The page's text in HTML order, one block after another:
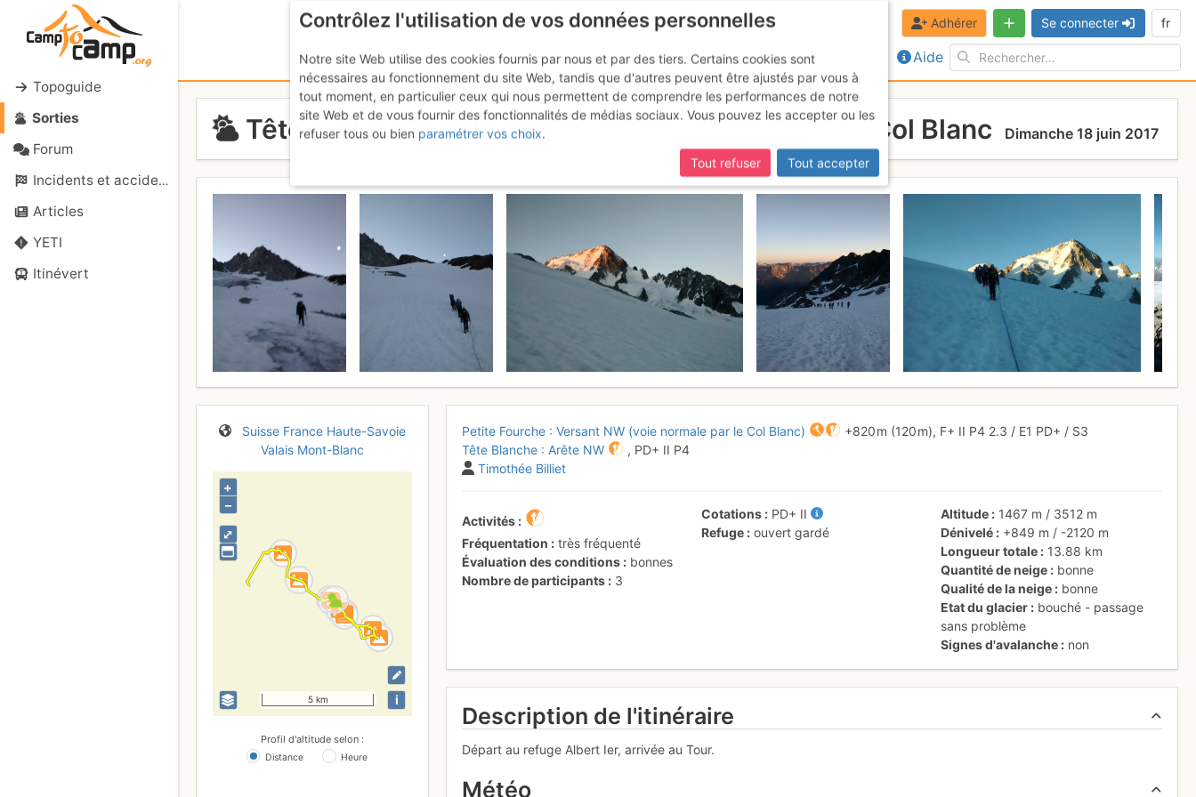
Topoguide
Sorties
Forum
Incidents et accidents
Articles
YETI
Itinévert
Aide
Adhérer Se connecter fr
Tête Blanche : Arête NW > Petite Fourche : Par le Col Blanc Dimanche 18 juin 2017
Suisse France Haute-Savoie
Valais Mont-Blanc
+
–
5 km i
⤢
Profil d'altitude selon :
Distance Heure
Petite Fourche : Versant NW (voie normale par le Col Blanc) +820 m (120 m), F+ II P4 2.3 / E1 PD+ / S3
Tête Blanche : Arête NW
, PD+ II P4
Timothée Billiet
Activités
Fréquentation
très fréquenté
Évaluation des conditions
bonnes
Nombre de participants
3
Cotations PD+ II
Refuge
ouvert gardé
Altitude 1467 m / 3512 m
Dénivelé
+849 m / -2120 m
Longueur totale
13.88 km
Quantité de neige
bonne
Qualité de la neige
bonne
Etat du glacier
bouché - passage
sans problème
Signes d'avalanche
non
Description de l'itinéraire
Départ au refuge Albert Ier, arrivée au Tour.
Météo
Contrôlez l'utilisation de vos données personnelles
Notre site Web utilise des cookies fournis par nous et par des tiers. Certains cookies sont
nécessaires au fonctionnement du site Web, tandis que d'autres peuvent être ajustés par vous à
tout moment, en particulier ceux qui nous permettent de comprendre les performances de notre
site Web et de vous fournir des fonctionnalités de médias sociaux. Vous pouvez les accepter ou les
refuser tous ou bien paramétrer vos choix.
Tout refuser
Tout accepter